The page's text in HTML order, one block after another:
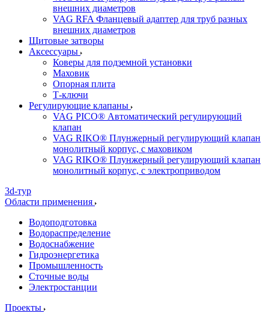
внешних диаметров
VAG RFA Фланцевый адаптер для труб разных
внешних диаметров
Щитовые затворы
Аксессуары
Коверы для подземной установки
Маховик
Опорная плита
Т-ключи
Регулирующие клапаны
VAG PICO® Автоматический регулирующий
клапан
VAG RIKO® Плунжерный регулирующий клапан
монолитный корпус, с маховиком
VAG RIKO® Плунжерный регулирующий клапан
монолитный корпус, с электроприводом
3d-тур
Области применения
Водоподготовка
Водораспределение
Водоснабжение
Гидроэнергетика
Промышленность
Сточные воды
Электростанции
Проекты